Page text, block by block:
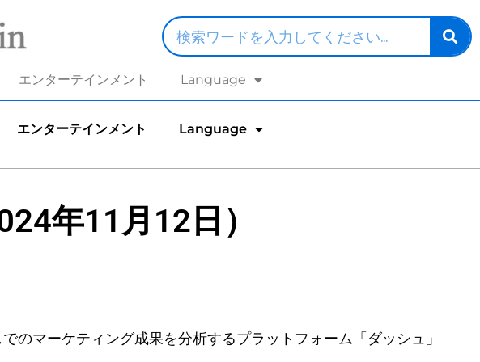
エンターテインメント Language
エンターテインメント Language
年11月12日）
のマーケティング成果を分析するプラットフォーム「ダッシュ」